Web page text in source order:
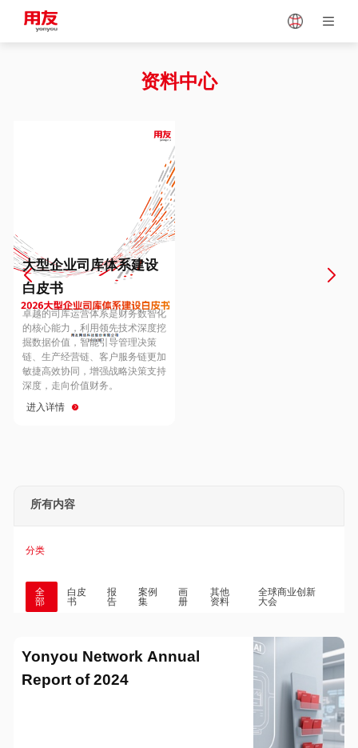
Vietnam
Europe
Hungary
Hong Kong
资料中心
大型企业司库体系建设
白皮书
卓越的司库运营体系是财务数智化
的核心能力，利用领先技术深度挖
掘数据价值，智能引导管理决策
链、生产经营链、客户服务链更加
敏捷高效协同，增强战略決策支持
深度，走向价值财务。
进入详情
所有内容
分类
全
部
白皮
书
报
告
案例
集
画
册
其他
资料
全球商业创新
大会
Yonyou Network Annual
Report of 2024